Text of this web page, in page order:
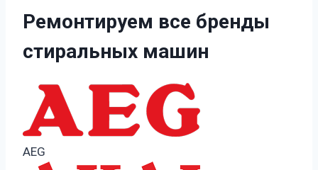
Ремонтируем все бренды
стиральных машин
AEG